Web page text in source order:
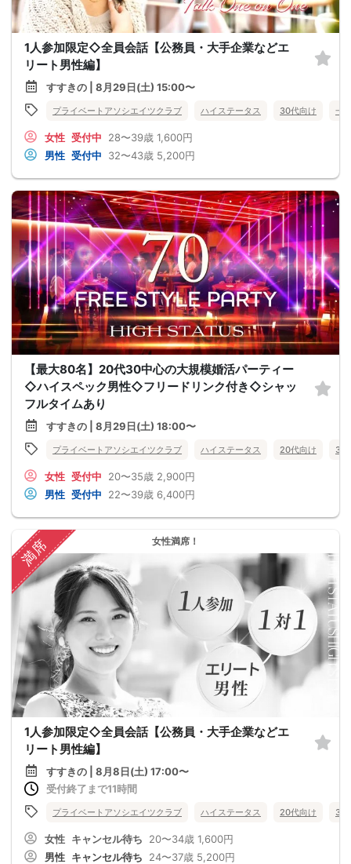
1人参加限定◇全員会話【公務員・大手企業などエ
リート男性編】
すすきの | 8月29日(土) 15:00〜
プライベートアソシエイツクラブ ハイステータス 30代向け 一
女性 受付中 28〜39歳 1,600円
男性 受付中 32〜43歳 5,200円
【最大80名】20代30中心の大規模婚活パーティー
◇ハイスペック男性◇フリードリンク付き◇シャッ
フルタイムあり
すすきの | 8月29日(土) 18:00〜
プライベートアソシエイツクラブ ハイステータス 20代向け 30
女性 受付中 20〜35歳 2,900円
男性 受付中 22〜39歳 6,400円
満席 女性満席！
1人参加限定◇全員会話【公務員・大手企業などエ
リート男性編】
すすきの | 8月8日(土) 17:00〜
受付終了まで11時間
プライベートアソシエイツクラブ ハイステータス 20代向け 30
女性 キャンセル待ち 20〜34歳 1,600円
男性 キャンセル待ち 24〜37歳 5,200円